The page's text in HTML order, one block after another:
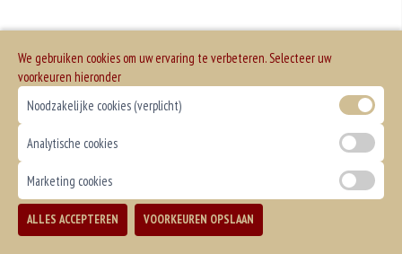
We gebruiken cookies om uw ervaring te verbeteren. Selecteer uw
voorkeuren hieronder
Noodzakelijke cookies (verplicht)
Analytische cookies
Marketing cookies
ALLES ACCEPTEREN VOORKEUREN OPSLAAN